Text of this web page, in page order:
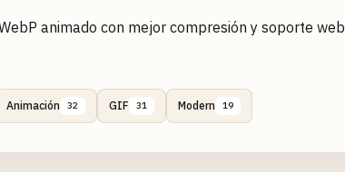
animado con mejor compresión y soporte web
Animación 32 GIF 31 Modern 19